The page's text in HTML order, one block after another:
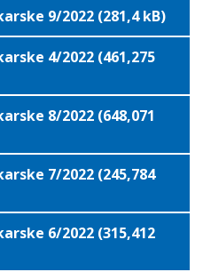
9/2022 (281,4 kB)
4/2022 (461,275
8/2022 (648,071
7/2022 (245,784
6/2022 (315,412